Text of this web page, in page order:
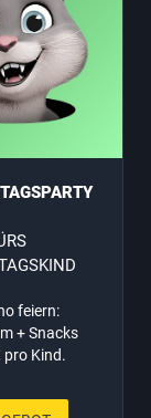
feiern:
+ Snacks
pro Kind.